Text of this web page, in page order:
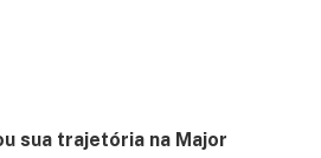
sua trajetória na Major